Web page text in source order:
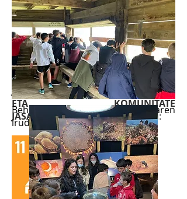
Ekimen honen bitartez,
Garagen
Jasangarrirako 11. Helburua, HIRI
ETA KOMUNITATE
JASANGARRIAKere lantzen dugu:
15.5 Neurri premiazko eta
esanguratsuak hartzea, habitat
naturalen degradazioa murrizteko,
biodibertsitatearen galera
geldiarazteko, mehatxatutako
espezieak babesteko eta desagertu
daitezela saihesteko.
Beheko
argazkietan irtenaldiaren
irudiak